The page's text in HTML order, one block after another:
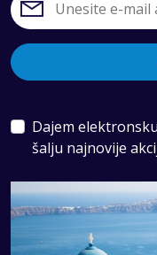
Dajem
šalju najnovije